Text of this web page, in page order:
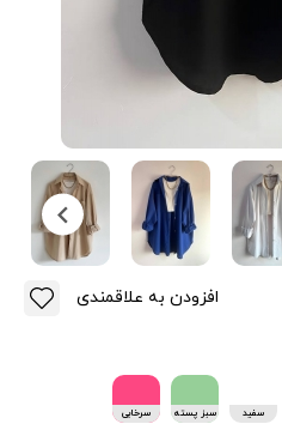
سفید
سبز پسته
سرخابی
افزودن به علاقمندی